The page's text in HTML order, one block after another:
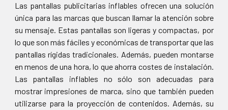
Las pantallas publicitarias inflables ofrecen una solución
única para las marcas que buscan llamar la atención sobre
su mensaje. Estas pantallas son ligeras y compactas, por
lo que son más fáciles y económicas de transportar que las
pantallas rígidas tradicionales. Además, pueden montarse
en menos de una hora, lo que ahorra costes de instalación.
Las pantallas inflables no sólo son adecuadas para
mostrar impresiones de marca, sino que también pueden
utilizarse para la proyección de contenidos. Además, su